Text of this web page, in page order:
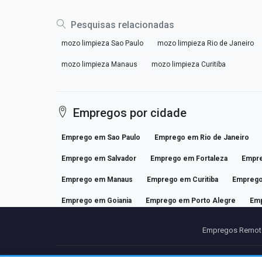
Pesquisas relacionadas
mozo limpieza Sao Paulo mozo limpieza Rio de Janeiro
mozo limpieza Manaus mozo limpieza Curitiba
Empregos por cidade
Emprego em Sao Paulo Emprego em Rio de Janeiro
Emprego em Salvador Emprego em Fortaleza
Emprego em Manaus Emprego em Curitiba
Emprego em Goiania Emprego em Porto Alegre
Empregos